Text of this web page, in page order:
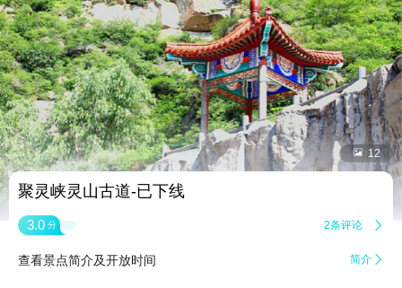
 12
聚灵峡灵山古道-已下线
3.0 分 2条评论 
查看景点简介及开放时间 简介 
